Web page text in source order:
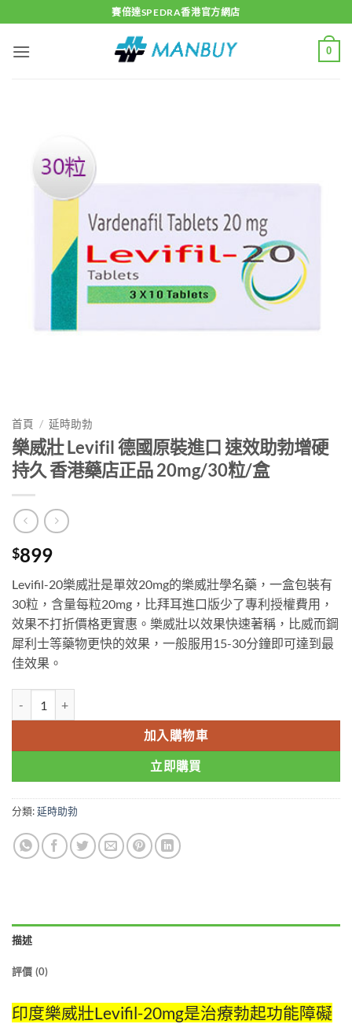
to
content
賽倍達SPEDRA香港官方網店
0
首頁 / 延時助勃
樂威壯 Levifil 德國原裝進口 速效助勃增硬
持久 香港藥店正品 20mg/30粒/盒
$899
Levifil-20樂威壯是單效20mg的樂威壯學名藥，一盒包裝有
30粒，含量每粒20mg，比拜耳進口版少了專利授權費用，
效果不打折價格更實惠。樂威壯以效果快速著稱，比威而鋼
犀利士等藥物更快的效果，一般服用15-30分鐘即可達到最
佳效果。
加入購物車
立即購買
分類:延時助勃
描述
評價 (0)
印度樂威壯Levifil-20mg是治療勃起功能障礙